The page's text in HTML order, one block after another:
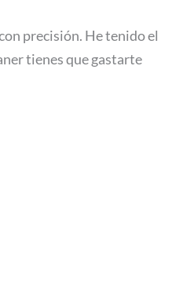
precisión. He tenido el
tienes que gastarte